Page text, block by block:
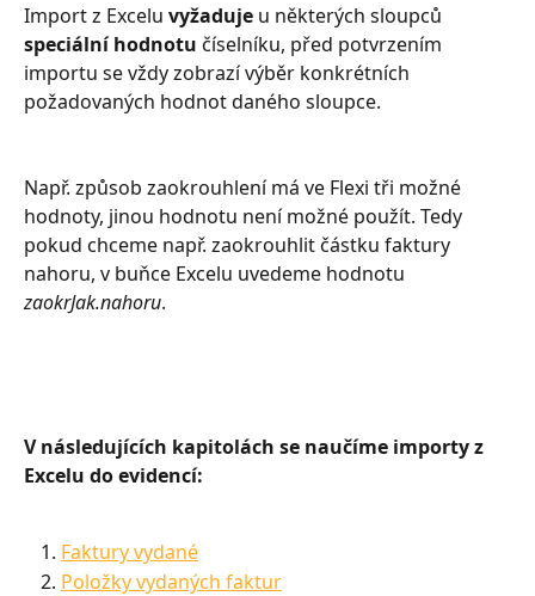
Import z Excelu vyžaduje u některých sloupců
speciální hodnotu číselníku, před potvrzením
importu se vždy zobrazí výběr konkrétních
požadovaných hodnot daného sloupce.
Např. způsob zaokrouhlení má ve Flexi tři možné
hodnoty, jinou hodnotu není možné použít. Tedy
pokud chceme např. zaokrouhlit částku faktury
nahoru, v buňce Excelu uvedeme hodnotu
zaokrJak.nahoru.
V následujících kapitolách se naučíme importy z
Excelu do evidencí:
Faktury vydané
Položky vydaných faktur